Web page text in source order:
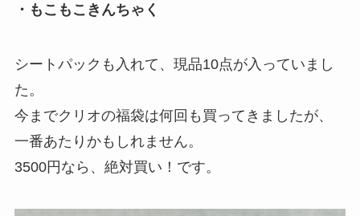
・もこもこきんちゃく
シートパックも入れて、現品10点が入っていまし
た。
今までクリオの福袋は何回も買ってきましたが、
一番あたりかもしれません。
3500円なら、絶対買い！です。